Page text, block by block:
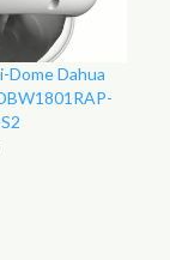
Dome Dahua